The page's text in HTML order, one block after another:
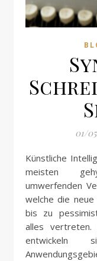
01/
Künstliche Intelligenz (KI) ist zur Zeit eines der am
meisten
umwerfenden
welche die
bis zu
alles